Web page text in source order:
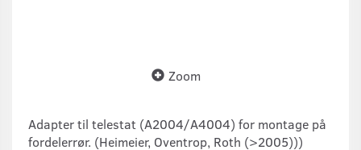
Zoom
Adapter til telestat (A2004/A4004) for montage på
fordelerrør. (Heimeier, Oventrop, Roth (>2005)))